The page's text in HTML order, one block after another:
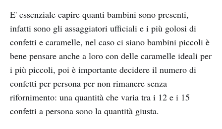
E' essenziale capire quanti bambini sono presenti,
infatti sono gli assaggiatori ufficiali e i più golosi di
confetti e caramelle, nel caso ci siano bambini piccoli è
bene pensare anche a loro con delle caramelle ideali per
i più piccoli, poi è importante decidere il numero di
confetti per persona per non rimanere senza
rifornimento: una quantità che varia tra i 12 e i 15
confetti a persona sono la quantità giusta.